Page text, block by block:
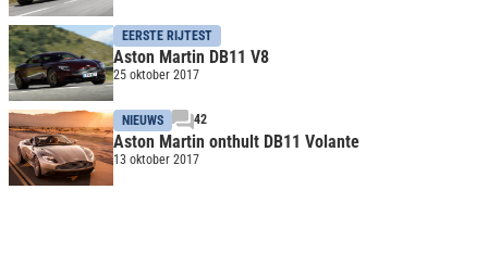
EERSTE RIJTEST
Aston Martin DB11 V8
25 oktober 2017
NIEUWS 42
Aston Martin onthult DB11 Volante
13 oktober 2017